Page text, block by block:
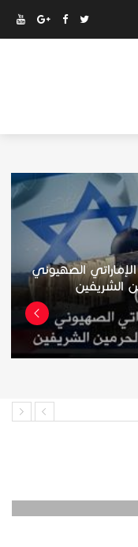
الصهيوني
الشريفين